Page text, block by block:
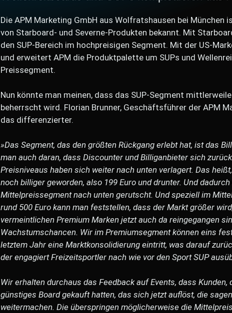
Die APM Marketing GmbH aus Wolfratshausen bei München
von Starboard- und Severne-Produkten bekannt. Mit
den SUP-Bereich im hochpreisigen Segment. Mit der US-
und erweitert APM die Produktpalette um SUPs und
Preissegment.
Nun könnte man meinen, dass das SUP-Segment
beherrscht wird. Florian Brunner, Geschäftsführer der APM
das differenzierter.
»Das Segment, das den größten Rückgang erlebt hat, ist das
man auch daran, dass Discounter und Billiganbieter sich
Preisniveaus haben sich weiter nach unten verlagert. Das
noch billiger geworden, also 199 Euro und drunter. Und
Mittelpreissegment nach unten gerutscht. Und speziell im
rund 500 Euro kann man feststellen, dass der Markt größer
vermeintlichen Premium Marken jetzt auch da reingegangen
Wachstumschancen. Wir im Premiumsegment können eins
letztem Jahr eine Marktkonsolidierung eintritt, was darauf
der engagiert Freizeitsportler nach wie vor den Sport SUP
Wir erhalten durchaus das Feedback auf Events, dass Kunden,
günstiges Board gekauft hatten, das sich jetzt auflöst, die
weitermachen. Die überspringen möglicherweise die